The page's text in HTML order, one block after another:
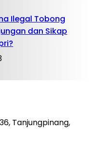
Ilegal Tobong
dan Sikap
Tanjungpinang,